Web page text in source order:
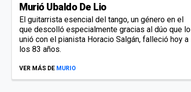
Murió Ubaldo De Lio
El guitarrista esencial del tango, un género en el
que descolló especialmente gracias al dúo que lo
unió con el pianista Horacio Salgán, falleció hoy a
los 83 años.
VER MÁS DE MURIO